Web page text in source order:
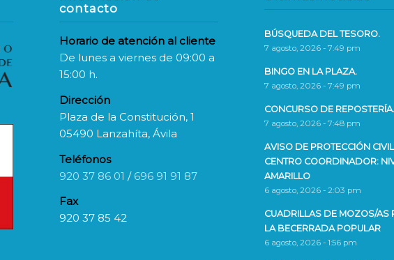
contacto
Horario de atención al cliente
De lunes a viernes de 09:00 a
15:00 h.
Dirección
Plaza de la Constitución, 1
05490 Lanzahíta, Ávila
Teléfonos
920 37 86 01 / 696 91 91 87
Fax
920 37 85 42
BÚSQUEDA DEL TESORO.
7 agosto, 2026 - 7:49 pm
BINGO EN LA PLAZA.
7 agosto, 2026 - 7:49 pm
CONCURSO DE REPOSTERÍA.
7 agosto, 2026 - 7:48 pm
AVISO DE PROTECCIÓN
CENTRO COORDINADOR:
AMARILLO
6 agosto, 2026 - 2:03 pm
CUADRILLAS DE MOZOS/AS
LA BECERRADA POPULAR
6 agosto, 2026 - 1:56 pm